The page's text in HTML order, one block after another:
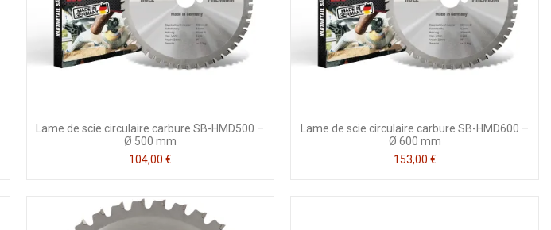
Lame de scie circulaire carbure SB-HMD500 –
Ø 500 mm
104,00 €
Lame de scie circulaire carbure SB-HMD600 –
Ø 600 mm
153,00 €